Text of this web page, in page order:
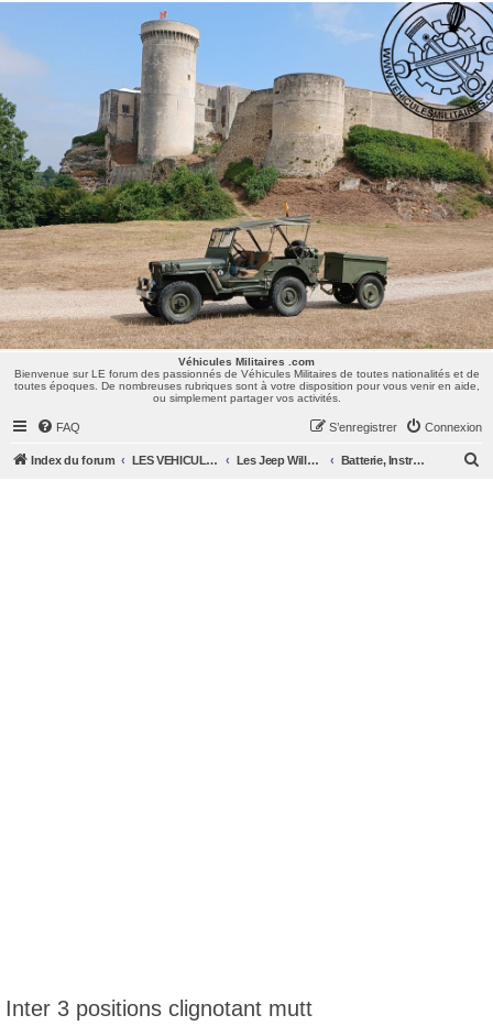
Véhicules Militaires .com
Bienvenue sur LE forum des passionnés de Véhicules Militaires de toutes nationalités et de
toutes époques. De nombreuses rubriques sont à votre disposition pour vous venir en aide,
ou simplement partager vos activités.
Véhicules Militaires .com
Bienvenue sur LE forum des passionnés de Véhicules Militaires de toutes nationalités et de
toutes époques. De nombreuses rubriques sont à votre disposition pour vous venir en aide,
ou simplement partager vos activités.
FAQ Connexion
S’enregistrer
Index du forum LES VEHICULES MILITAIRES Les Jeep Willys MB, Ford GPW, Hotchkiss M201, CJ/M38/MUTT, ... Batterie, Instruments, Eclairage
Inter 3 positions clignotant mutt